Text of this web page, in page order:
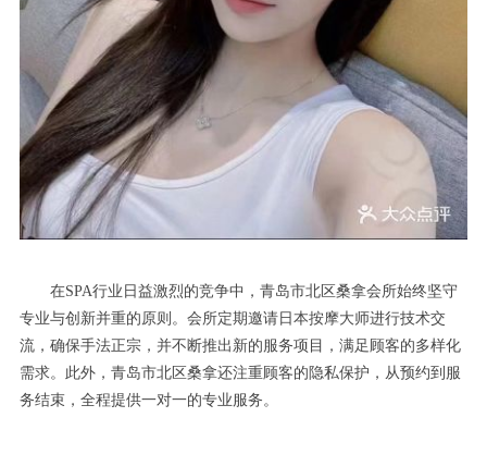
在SPA行业日益激烈的竞争中，青岛市北区桑拿会所始终坚守
专业与创新并重的原则。会所定期邀请日本按摩大师进行技术交
流，确保手法正宗，并不断推出新的服务项目，满足顾客的多样化
需求。此外，青岛市北区桑拿还注重顾客的隐私保护，从预约到服
务结束，全程提供一对一的专业服务。